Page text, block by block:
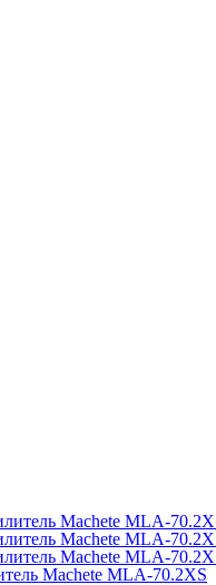
Machete MLA-70.2XS